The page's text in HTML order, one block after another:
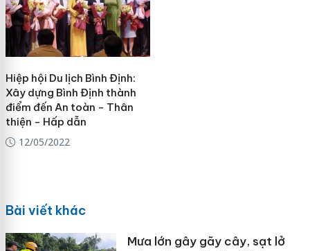
Hiệp hội Du lịch Bình Định:
Xây dựng Bình Định thành
điểm đến An toàn - Thân
thiện - Hấp dẫn
12/05/2022
Bài viết khác
Mưa lớn gây gãy cây, sạt lở